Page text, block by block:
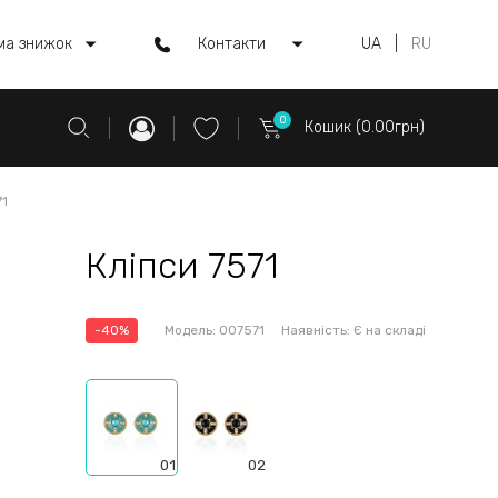
знижок Контакти UA RU
0 Кошик (0.00грн)
Кліпси 7571
-40% Модель: 007571 Наявність: Є на складі
01 02